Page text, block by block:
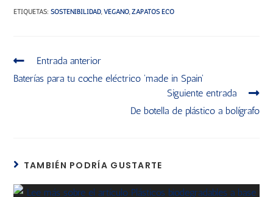
ETIQUETAS:SOSTENIBILIDAD, VEGANO, ZAPATOS ECO
Entrada anterior
Baterías para tu coche eléctrico 'made in Spain'
Siguiente entrada
De botella de plástico a bolígrafo
TAMBIÉN PODRÍA GUSTARTE